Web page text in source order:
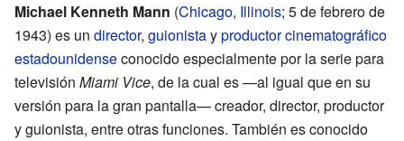
Michael Kenneth Mann (Chicago, Illinois; 5 de febrero de
1943) es un director, guionistayproductor cinematográfico
estadounidenseconocido especialmente por la serie para
televisión Miami Vice, de la cual es —al igual que en su
versión para la gran pantalla— creador, director, productor
y guionista, entre otras funciones. También es conocido